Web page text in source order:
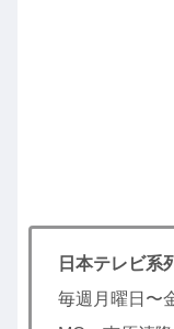
日本テレビ系
毎週月曜日〜